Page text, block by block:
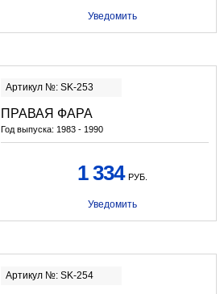
Уведомить
Артикул №: SK-253
ПРАВАЯ ФАРА
Год выпуска: 1983 - 1990
1 334 РУБ.
Уведомить
Артикул №: SK-254